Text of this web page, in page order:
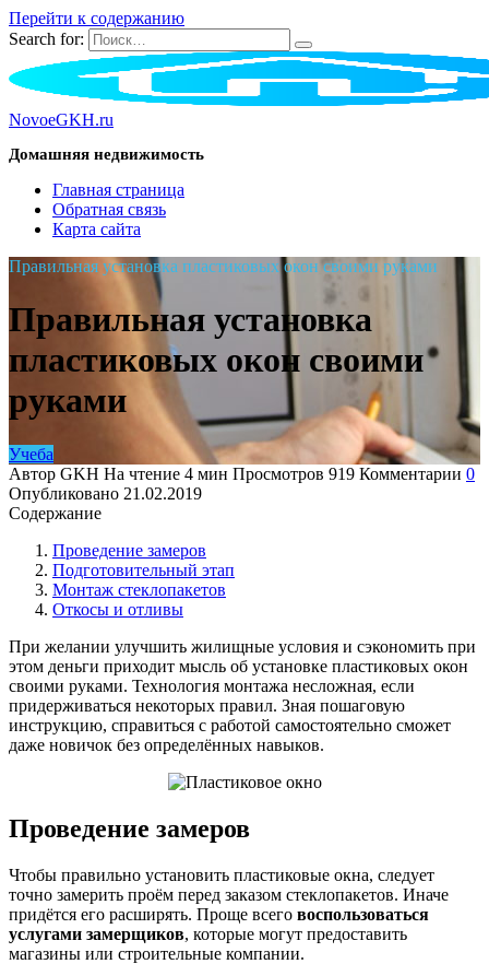
Перейти к содержанию
Search for:
NovoeGKH.ru
Домашняя недвижимость
Главная страница
Обратная связь
Карта сайта
Правильная установка пластиковых окон своими руками
Правильная установка
пластиковых окон своими
руками
Учеба
Автор GKH На чтение 4 мин Просмотров 919 Комментарии 0
Опубликовано 21.02.2019
Содержание
Проведение замеров
Подготовительный этап
Монтаж стеклопакетов
Откосы и отливы
При желании улучшить жилищные условия и сэкономить при
этом деньги приходит мысль об установке пластиковых окон
своими руками. Технология монтажа несложная, если
придерживаться некоторых правил. Зная пошаговую
инструкцию, справиться с работой самостоятельно сможет
даже новичок без определённых навыков.
Проведение замеров
Чтобы правильно установить пластиковые окна, следует
точно замерить проём перед заказом стеклопакетов. Иначе
придётся его расширять. Проще всего воспользоваться
услугами замерщиков, которые могут предоставить
магазины или строительные компании.